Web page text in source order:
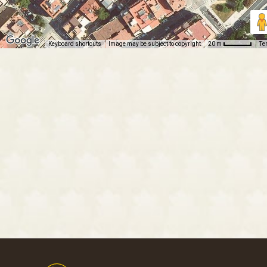
Keyboard shortcuts Image may be subject to copyright 20 m